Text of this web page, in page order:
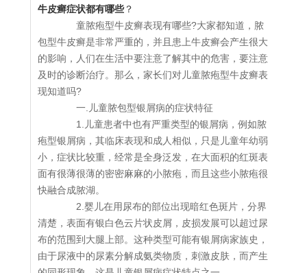
牛皮癣症状都有哪些？
童脓疱型牛皮癣表现有哪些?大家都知道，脓
包型牛皮癣是非常严重的，并且患上牛皮癣会产生很大
的影响，人们在生活中要注意了解其中的危害，要注意
及时的诊断治疗。那么，家长们对儿童脓疱型牛皮癣表
现知道吗?
一.儿童脓包型银屑病的症状特征
1.儿童患者中也有严重类型的银屑病，例如脓
疱型银屑病，其临床表现和成人相似，只是儿童年幼弱
小，症状比较重，经常是全身泛发，在大面积的红斑表
面有很薄很薄的密密麻麻的小脓疱，而且这些小脓疱很
快融合成脓湖。
2.婴儿在用尿布的部位出现暗红色斑片，分界
清楚，表面有银白色云片状皮屑，皮损发展可以超过尿
布的范围到大腿上部。这种类型可能有银屑病家族史，
由于尿液中的尿素分解成氨类物质，刺激皮肤，而产生